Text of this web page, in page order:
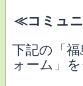
≪コミュ
下記の「
ォーム」